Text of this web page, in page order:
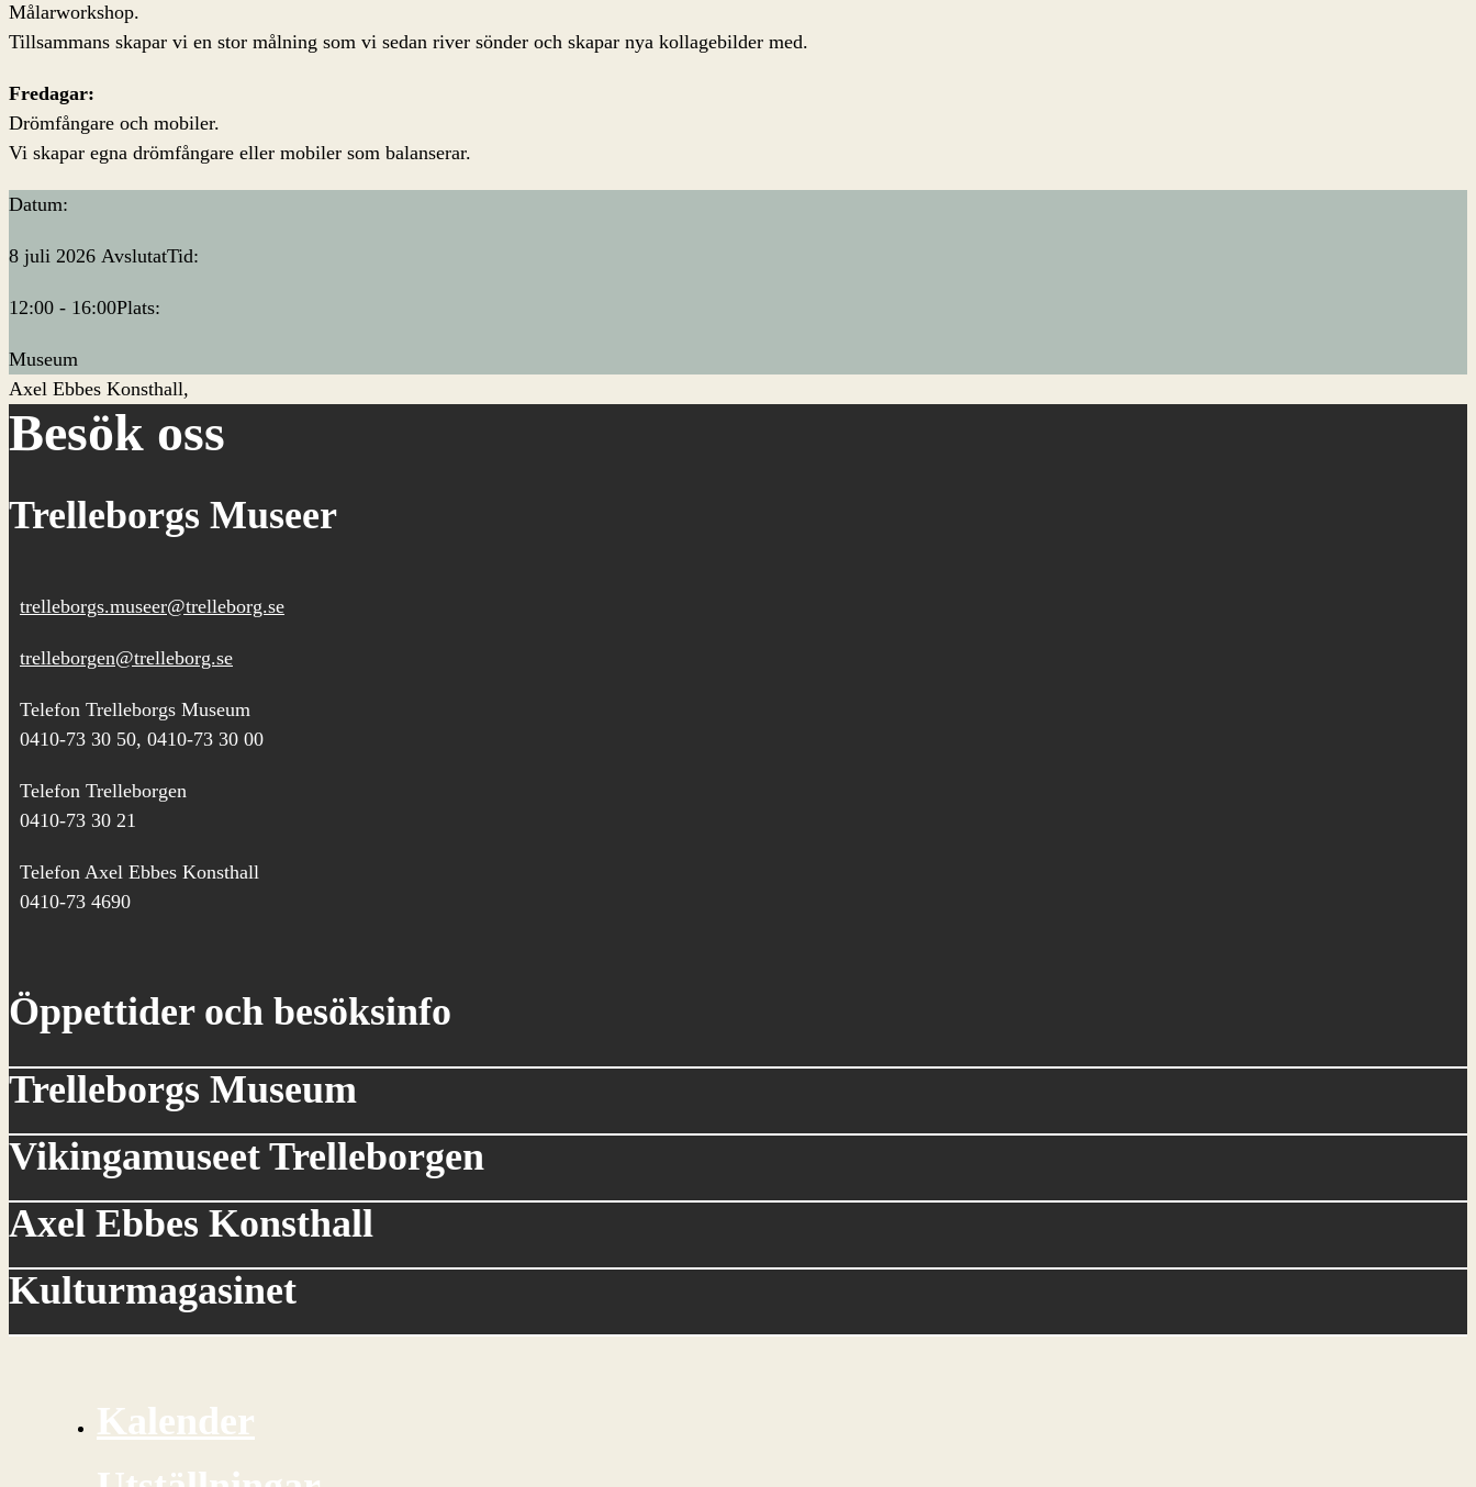
Målarworkshop.
Tillsammans skapar vi en stor målning som vi sedan river sönder och skapar nya kollagebilder med.
Fredagar:
Drömfångare och mobiler.
Vi skapar egna drömfångare eller mobiler som balanserar.
Datum:
8 juli 2026 AvslutatTid:
12:00 - 16:00Plats:
Museum
Axel Ebbes Konsthall
Besök oss
Trelleborgs Museer
trelleborgs.museer@trelleborg.se
trelleborgen@trelleborg.se
Telefon Trelleborgs Museum
0410-73 30 50, 0410-73 30 00
Telefon Trelleborgen
0410-73 30 21
Telefon Axel Ebbes Konsthall
0410-73 4690
Öppettider och besöksinfo
Trelleborgs Museum
Vikingamuseet Trelleborgen
Axel Ebbes Konsthall
Kulturmagasinet
Kalender